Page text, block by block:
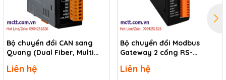
Bộ chuyển đổi CAN sang
Quang (Dual Fiber, Multi
2533-UTA CR
Liên hệ
Bộ chuyển đổi Modbus
Gateway 2 cổng RS-
Ethernet ICP DAS GW-
Liên hệ